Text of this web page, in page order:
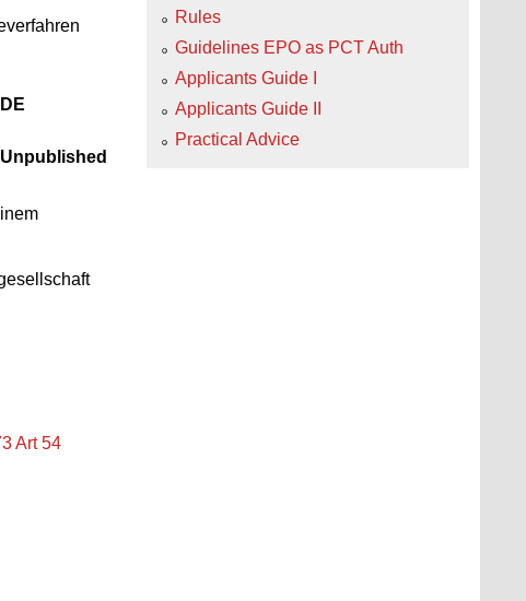
DE
Unpublished
Art 54
Rules
Guidelines EPO as PCT Auth
Applicants Guide I
Applicants Guide II
Practical Advice